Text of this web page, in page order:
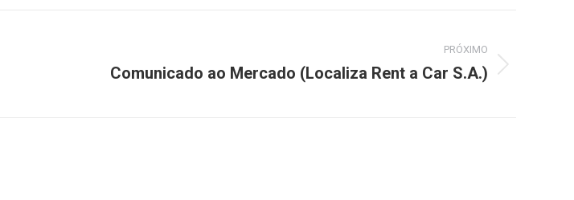
PRÓXIMO
Comunicado ao Mercado (Localiza Rent a Car S.A.)